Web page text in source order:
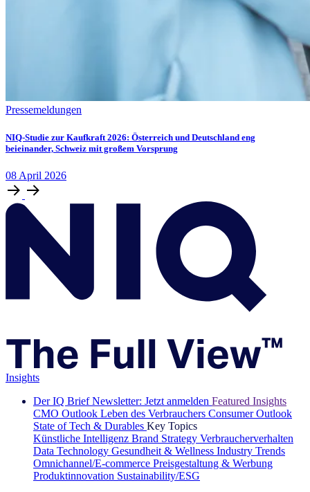
Pressemeldungen
NIQ-Studie zur Kaufkraft 2026: Österreich und Deutschland eng
beieinander, Schweiz mit großem Vorsprung
08 April 2026
Insights
Der IQ Brief Newsletter: Jetzt anmelden Featured Insights
CMO Outlook Leben des Verbrauchers Consumer Outlook
State of Tech & Durables Key Topics
Künstliche Intelligenz Brand Strategy Verbraucherverhalten
Data Technology Gesundheit & Wellness Industry Trends
Omnichannel/E-commerce Preisgestaltung & Werbung
Produktinnovation Sustainability/ESG